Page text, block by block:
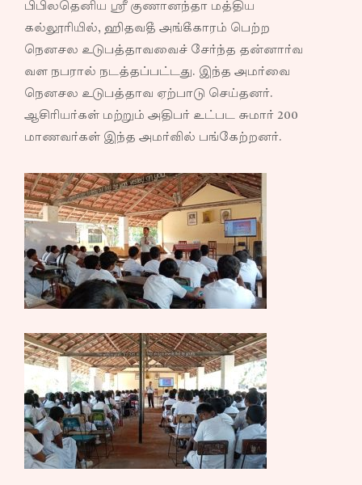
பிபிலதெனிய ஸ்ரீ குணானந்தா மத்திய
கல்லூரியில், ஹிதவதீ அங்கீகாரம் பெற்ற
நெனசல உடுபத்தாவவைச் சேர்ந்த தன்னார்வ
வள நபரால் நடத்தப்பட்டது. இந்த அமர்வை
நெனசல உடுபத்தாவ ஏற்பாடு செய்தனர்.
ஆசிரியர்கள் மற்றும் அதிபர் உட்பட சுமார் 200
மாணவர்கள் இந்த அமர்வில் பங்கேற்றனர்.